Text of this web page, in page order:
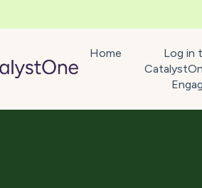
für Übersetzungen anzeigen
Home
Log in